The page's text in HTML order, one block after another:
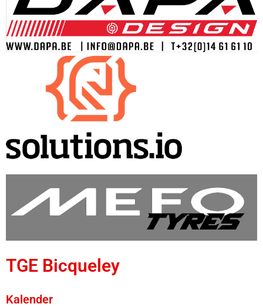
TGE Bicqueley
Kalender